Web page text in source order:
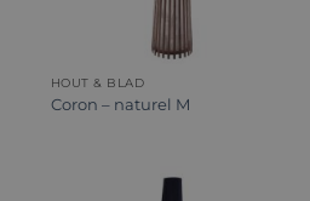
HOUT & BLAD
Coron – naturel M